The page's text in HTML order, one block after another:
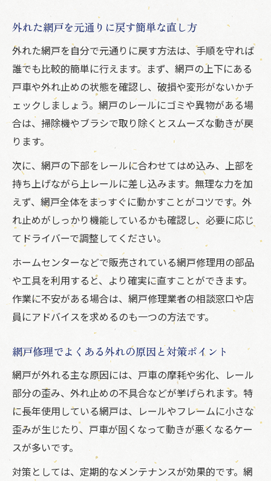
外れた網戸を元通りに戻す簡単な直し方
外れた網戸を自分で元通りに戻す方法は、手順を守れば
誰でも比較的簡単に行えます。まず、網戸の上下にある
戸車や外れ止めの状態を確認し、破損や変形がないかチ
ェックしましょう。網戸のレールにゴミや異物がある場
合は、掃除機やブラシで取り除くとスムーズな動きが戻
ります。
次に、網戸の下部をレールに合わせてはめ込み、上部を
持ち上げながら上レールに差し込みます。無理な力を加
えず、網戸全体をまっすぐに動かすことがコツです。外
れ止めがしっかり機能しているかも確認し、必要に応じ
てドライバーで調整してください。
ホームセンターなどで販売されている網戸修理用の部品
や工具を利用すると、より確実に直すことができます。
作業に不安がある場合は、網戸修理業者の相談窓口や店
員にアドバイスを求めるのも一つの方法です。
網戸修理でよくある外れの原因と対策ポイント
網戸が外れる主な原因には、戸車の摩耗や劣化、レール
部分の歪み、外れ止めの不具合などが挙げられます。特
に長年使用している網戸は、レールやフレームに小さな
歪みが生じたり、戸車が固くなって動きが悪くなるケー
スが多いです。
対策としては、定期的なメンテナンスが効果的です。網